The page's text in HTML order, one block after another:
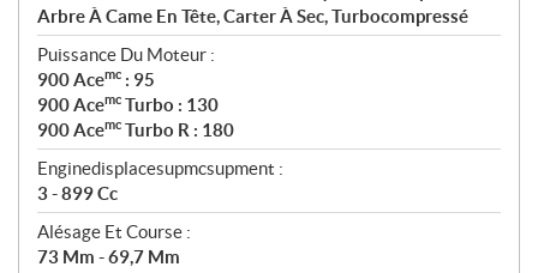
Arbre À Came En Tête, Carter À Sec, Turbocompressé
Puissance Du Moteur :
900 Acemc : 95
900 Acemc Turbo : 130
900 Acemc Turbo R : 180
Enginedisplacesupmcsupment :
3 - 899 Cc
Alésage Et Course :
73 Mm - 69,7 Mm